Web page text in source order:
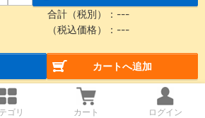
合計（税別）： ---
（税込価格）： ---
カートへ追加
ゴリ カート ログイン